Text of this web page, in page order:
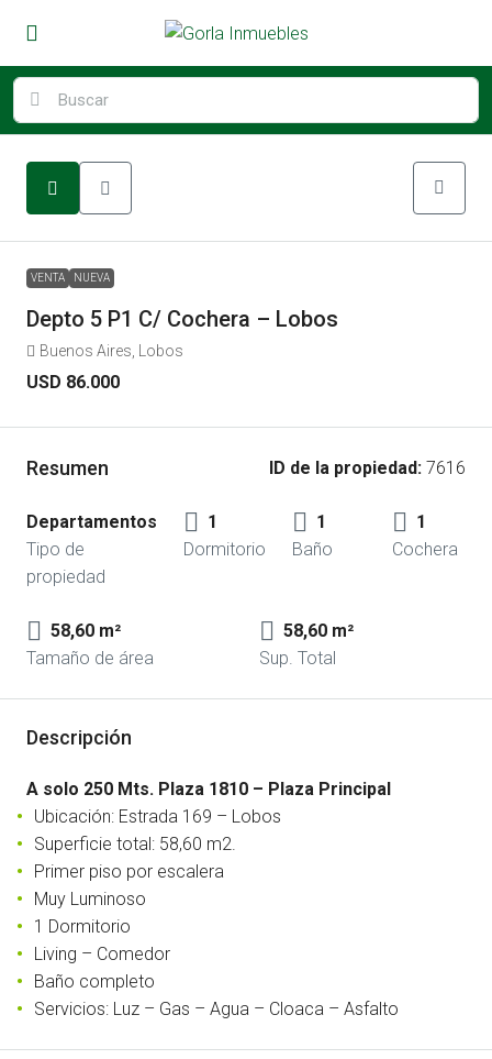
VENTA NUEVA
Depto 5 P1 C/ Cochera – Lobos
Buenos Aires, Lobos
USD 86.000
Resumen ID de la propiedad: 7616
Departamentos
Tipo de
propiedad
1
Dormitorio
1
Baño
1
Cochera
58,60 m²
Tamaño de área
58,60 m²
Sup. Total
Descripción
A solo 250 Mts. Plaza 1810 – Plaza Principal
Ubicación: Estrada 169 – Lobos
Superficie total: 58,60 m2.
Primer piso por escalera
Muy Luminoso
1 Dormitorio
Living – Comedor
Baño completo
Servicios: Luz – Gas – Agua – Cloaca – Asfalto